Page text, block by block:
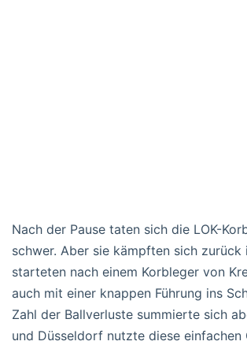
Nach der Pause taten sich die LOK-
schwer. Aber sie kämpften sich zurück
starteten nach einem Korbleger von
auch mit einer knappen Führung ins
Zahl der Ballverluste summierte sich
und Düsseldorf nutzte diese einfachen